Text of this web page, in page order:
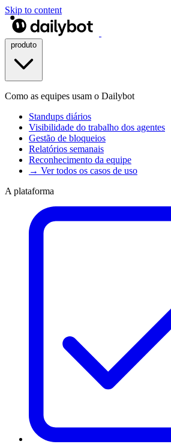
Skip to content
Como as equipes usam o Dailybot
Standups diários
Visibilidade do trabalho dos agentes
Gestão de bloqueios
Relatórios semanais
Reconhecimento da equipe
→ Ver todos os casos de uso
A plataforma